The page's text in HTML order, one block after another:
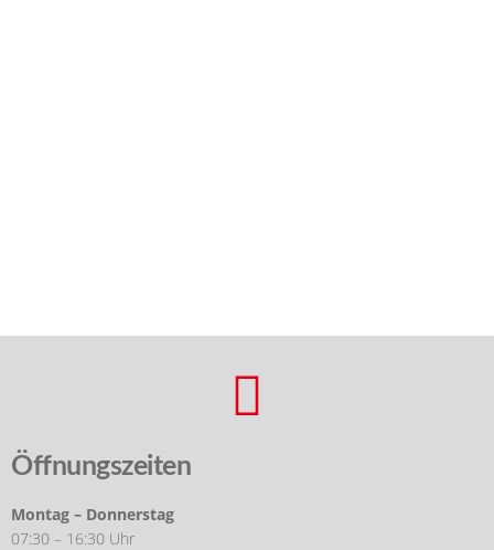
Öffnungszeiten
Montag – Donnerstag
07:30 – 16:30 Uhr